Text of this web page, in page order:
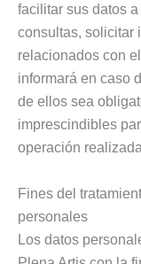
facilitar sus datos
consultas, solicitar
relacionados con
informará en caso
de ellos sea
imprescindibles
operación
Fines del
personales
Los datos